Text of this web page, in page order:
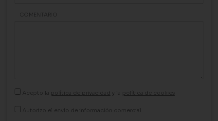
COMENTARIO
Acepto la política de privacidad y la política de cookies
Autorizo el envío de información comercial.